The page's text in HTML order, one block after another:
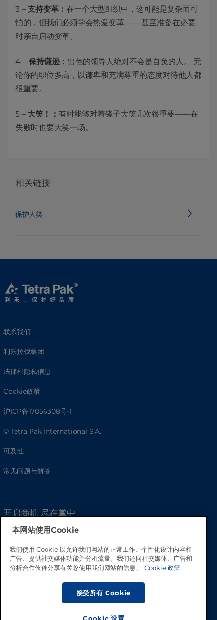
3 – 支持变革： 在一个大型组织中，这可能是复杂而可
怕的，但我们必须学会热爱变革—— 甚至准备在必要
时亲自启动变革。
4 – 保持谦逊： 出色的领导人绝对不会是自负的人。 无
论你的职位多高，以谦卑和充满尊重的态度对待他人都
很重要。
5 – 大笑！： 有时能够对着镜子大笑几次很重要——在
失败时也要大笑一场。
相关链接
保护人类
联系我们
利乐拉伐集团
法律和隐私信息
Cookie政策
沪ICP备17056308号-1
© Tetra Pak International S.A.
可及性
常见问题与解答
开启商机 尽在掌中
本网站使用Cookie
我们使用 Cookie 以允许我们网站的正常工作、个性化设计内容和
广告、提供社交媒体功能并分析流量。我们还同社交媒体、广告和
分析合作伙伴分享有关您使用我们网站的信息。
Cookie 政策
接受所有 Cookie
Cookie 设置